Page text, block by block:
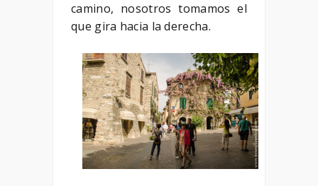
camino, nosotros tomamos el
que gira hacia la derecha.